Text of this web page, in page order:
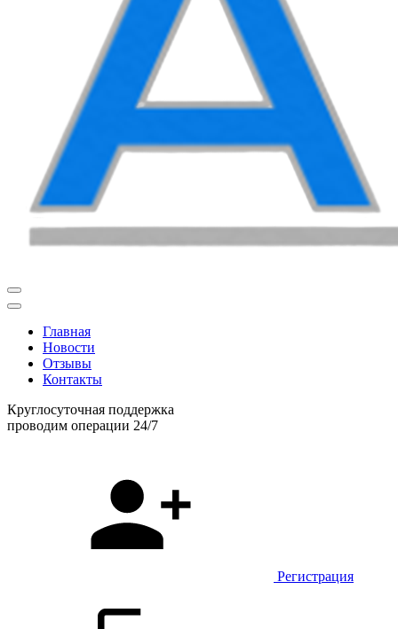
Главная
Новости
Отзывы
Контакты
Круглосуточная поддержка
проводим операции 24/7
Регистрация